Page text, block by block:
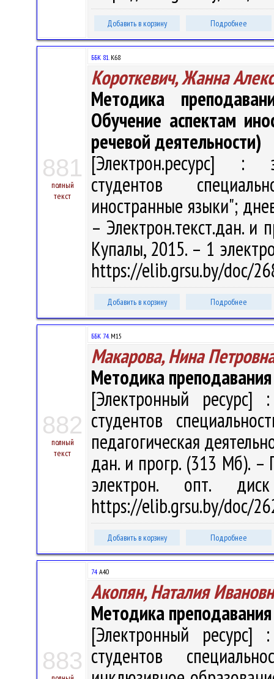
Добавить в корзину Подробнее
881
полный
текст
ББК 81.К68
Короткевич, Жанна
Методика
Обучение аспектам
речевой деятельности)
[Электрон.ресурс] :
студентов
иностранные языки";
– Электрон.текст.дан.
Купалы, 2015. – 1
https://elib.grsu.by/doc/
Добавить в корзину Подробнее
882
полный
текст
ББК 74.М15
Макарова, Нина
Методика
[Электронный ресурс]
студентов
педагогическая
дан. и прогр. (313 Мб). –
электрон. опт.
https://elib.grsu.by/doc/
Добавить в корзину Подробнее
883
74 А40
Акопян, Наталия
Методика
[Электронный ресурс]
студентов